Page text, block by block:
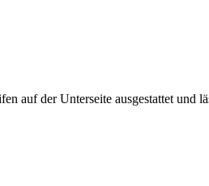
auf der Unterseite ausgestattet und